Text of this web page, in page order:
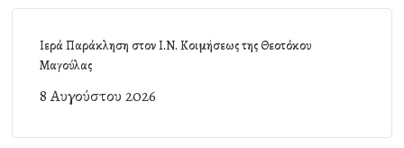
Ιερά Παράκληση στον Ι.Ν. Κοιμήσεως της Θεοτόκου
Μαγούλας
8 Αυγούστου 2026